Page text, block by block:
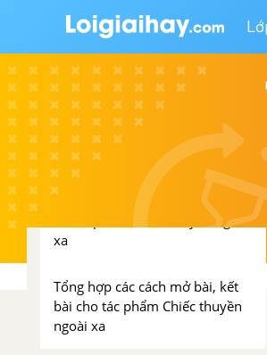
Tổng hợp các bài văn nghị luận
về tác phẩm Dọn về làng
Tổng hợp các cách mở bài, kết
bài cho tác phẩm Dọn về làng
Chiếc thuyền ngoài xa -
Nguyễn Minh Châu
Tổng hợp các bài văn nghị luận
về tác phẩm Chiếc thuyền ngoài
xa
Tổng hợp các cách mở bài, kết
bài cho tác phẩm Chiếc thuyền
ngoài xa